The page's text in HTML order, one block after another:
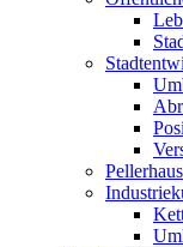
Pellerhaus